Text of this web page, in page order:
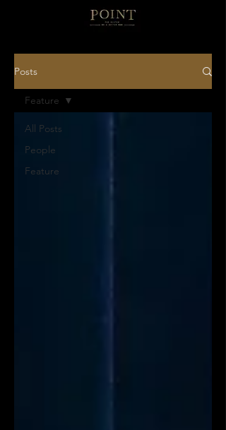
Posts
All Posts
People
Feature
Feature